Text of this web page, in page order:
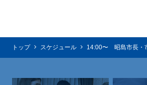
トップ スケジュール 14:00〜 昭島市長・